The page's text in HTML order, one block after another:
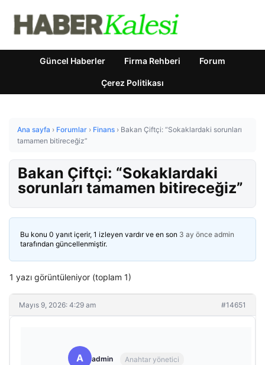
Güncel Haberler Firma Rehberi Forum
Çerez Politikası
Ana sayfa › Forumlar › Finans › Bakan Çiftçi: “Sokaklardaki sorunları
tamamen bitireceğiz”
Bakan Çiftçi: “Sokaklardaki
sorunları tamamen bitireceğiz”
Bu konu 0 yanıt içerir, 1 izleyen vardır ve en son 3 ay önce admin
tarafından güncellenmiştir.
1 yazı görüntüleniyor (toplam 1)
Mayıs 9, 2026: 4:29 am #14651
A admin Anahtar yönetici